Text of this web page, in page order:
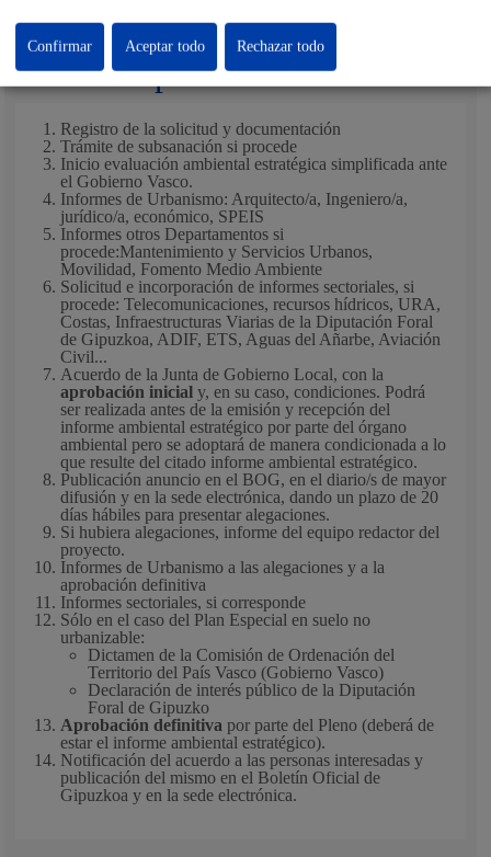
Pasos del procedimiento
Registro de la solicitud y documentación
Trámite de subsanación si procede
Inicio evaluación ambiental estratégica simplificada ante
el Gobierno Vasco.
Informes de Urbanismo: Arquitecto/a, Ingeniero/a,
jurídico/a, económico, SPEIS
Informes otros Departamentos si
procede:Mantenimiento y Servicios Urbanos,
Movilidad, Fomento Medio Ambiente
Solicitud e incorporación de informes sectoriales, si
procede: Telecomunicaciones, recursos hídricos, URA,
Costas, Infraestructuras Viarias de la Diputación Foral
de Gipuzkoa, ADIF, ETS, Aguas del Añarbe, Aviación
Civil...
Acuerdo de la Junta de Gobierno Local, con la
aprobación inicialy, en su caso, condiciones. Podrá
ser realizada antes de la emisión y recepción del
informe ambiental estratégico por parte del órgano
ambiental pero se adoptará de manera condicionada a lo
que resulte del citado informe ambiental estratégico.
Publicación anuncio en el BOG, en el diario/s de mayor
difusión y en la sede electrónica, dando un plazo de 20
días hábiles para presentar alegaciones.
Si hubiera alegaciones, informe del equipo redactor del
proyecto.
Informes de Urbanismo a las alegaciones y a la
aprobación definitiva
Informes sectoriales, si corresponde
Sólo en el caso del Plan Especial en suelo no
urbanizable:
Dictamen de la Comisión de Ordenación del
Territorio del País Vasco (Gobierno Vasco)
Declaración de interés público de la Diputación
Foral de Gipuzko
Aprobación definitiva por parte del Pleno (deberá de
estar el informe ambiental estratégico).
Notificación del acuerdo a las personas interesadas y
publicación del mismo en el Boletín Oficial de
Gipuzkoa y en la sede electrónica.
Rechazar todo
Confirmar Aceptar todo